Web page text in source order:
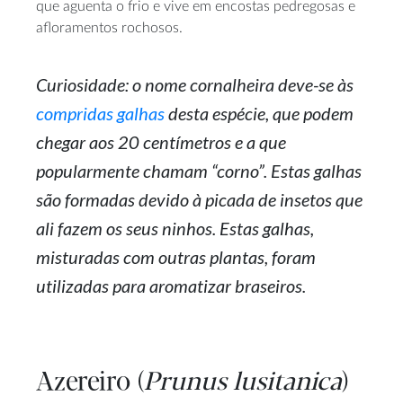
que aguenta o frio e vive em encostas pedregosas e
afloramentos rochosos.
Curiosidade: o nome cornalheira deve-se às
compridas galhasdesta espécie, que podem
chegar aos 20 centímetros e a que
popularmente chamam “corno”. Estas galhas
são formadas devido à picada de insetos que
ali fazem os seus ninhos. Estas galhas,
misturadas com outras plantas, foram
utilizadas para aromatizar braseiros.
Azereiro (Prunus lusitanica)